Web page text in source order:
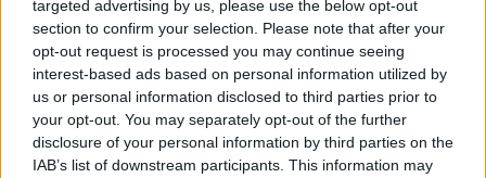
targeted advertising by us, please use the below opt-out
section to confirm your selection. Please note that after your
opt-out request is processed you may continue seeing
interest-based ads based on personal information utilized by
us or personal information disclosed to third parties prior to
your opt-out. You may separately opt-out of the further
disclosure of your personal information by third parties on the
IAB’s list of downstream participants. This information may
Kövess minket, és értesülj a friss hírekről a
Facebookon is!